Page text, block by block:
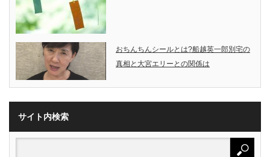
おちんちんシールとは?船越英一郎別宅の
真相と大宮エリーとの関係は
サイト内検索